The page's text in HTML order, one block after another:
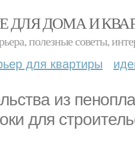
ДЛЯ ДОМА И
полезные советы,
для квартиры
из
для